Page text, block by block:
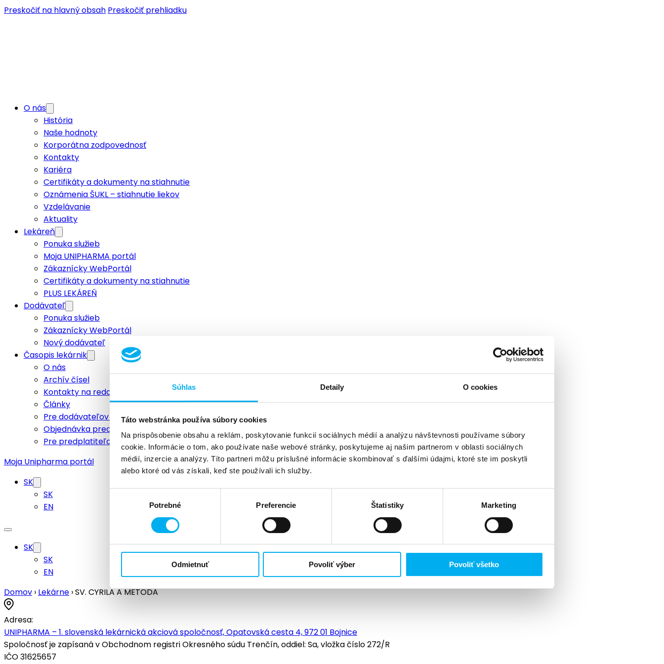
Súhlas Detaily O cookies
Táto webstránka používa súbory cookies
Na prispôsobenie obsahu a reklám, poskytovanie funkcií sociálnych médií a analýzu návštevnosti používame súbory
cookie. Informácie o tom, ako používate naše webové stránky, poskytujeme aj našim partnerom v oblasti sociálnych
médií, inzercie a analýzy. Títo partneri môžu príslušné informácie skombinovať s ďalšími údajmi, ktoré ste im poskytli
alebo ktoré od vás získali, keď ste používali ich služby.
Potrebné Preferencie Štatistiky Marketing
Odmietnuť Povoliť výber Povoliť všetko
Preskočiť na hlavný obsah Preskočiť prehliadku
O nás
História
Naše hodnoty
Korporátna zodpovednosť
Kontakty
Kariéra
Certifikáty a dokumenty na stiahnutie
Oznámenia ŠUKL – stiahnutie liekov
Vzdelávanie
Aktuality
Lekáreň
Ponuka služieb
Moja UNIPHARMA portál
Zákaznícky WebPortál
Certifikáty a dokumenty na stiahnutie
PLUS LEKÁREŇ
Dodávateľ
Ponuka služieb
Zákaznícky WebPortál
Nový dodávateľ
Časopis lekárnik
O nás
Archív čísel
Kontakty na redakciu
Články
Pre dodávateľov a inzerentov
Objednávka predplatného
Pre predplatiteľov
Moja Unipharma portál
SK
SK
EN
SK
SK
EN
Domov › Lekárne ›SV. CYRILA A METODA
Adresa:
UNIPHARMA – 1. slovenská lekárnická akciová spoločnosť, Opatovská cesta 4, 972 01 Bojnice
Spoločnosť je zapísaná v Obchodnom registri Okresného súdu Trenčín, oddiel: Sa, vložka číslo 272/R
IČO 31625657